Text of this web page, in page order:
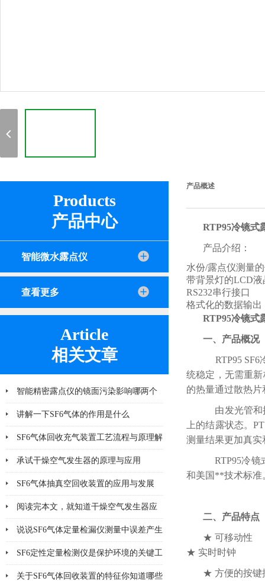
Products
产品中心
智能微水露点仪
查看更多
Article
相关文章
智能精密露点仪的镜面污染影响哪两个
方面
讲解一下SF6气体的作用是什么
SF6气体回收充气装置工艺流程与原理解
析
承试干燥空气发生器的原理与应用
SF6气体抽真空回收装置的应用与发展
阅读完本文，就知道干燥空气发生器应
该注意哪几点小问题
说说SF6气体定量检漏仪测量中误差产生
的8个因素
SF6定性定量检测仪是保护环境的关键工
具
关于SF6气体回收装置的特征你知道哪些
产品概述
RTP95冷镜式
产品介绍：
水份/露点仪测量
带背景灯的LCD液
RS232串行接口
格式化的数据输出
RTP95冷镜式
一、产品概况
RTP95 SF6
统稳定，无需重
的热量通过散热
由发光管和
上的结露状态。
测量结果更加真
RTP95冷镜
和美国**技术标准
二、产品特点
★ 可移动性
★ 实时时钟
★ 方便的按键